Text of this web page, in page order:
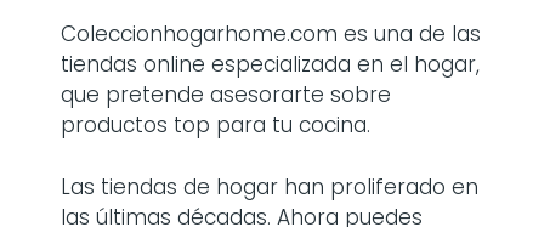
Coleccionhogarhome.com es una de las
tiendas online especializada en el hogar,
que pretende asesorarte sobre
productos top para tu cocina.
Las tiendas de hogar han proliferado en
las últimas décadas. Ahora puedes